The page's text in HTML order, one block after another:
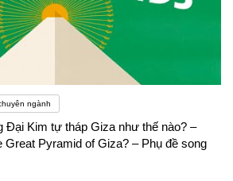
ngành
Đại Kim tự tháp Giza như thế nào? –
Great Pyramid of Giza? – Phụ đề song